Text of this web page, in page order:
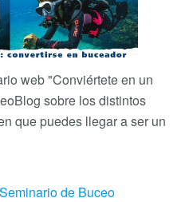
web "Conviértete en un
sobre los distintos
que puedes llegar a ser un
Seminario de Buceo